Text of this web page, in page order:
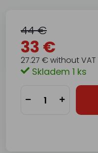
44 €
33 €
27.27 € without VAT
Skladem 1 ks